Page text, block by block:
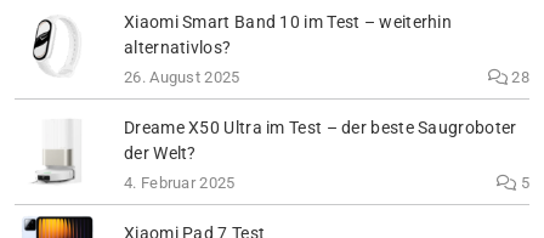
Xiaomi Smart Band 10 im Test – weiterhin
alternativlos?
26. August 2025 28
Dreame X50 Ultra im Test – der beste Saugroboter
der Welt?
4. Februar 2025 5